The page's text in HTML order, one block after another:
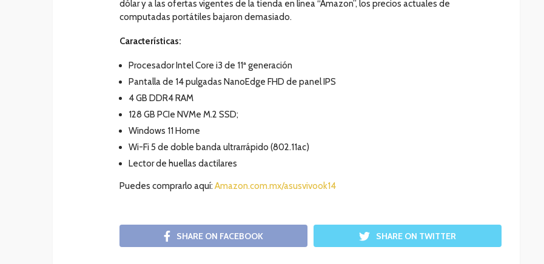
dólar y a las ofertas vigentes de la tienda en linea “Amazon”, los precios actuales de
computadas portátiles bajaron demasiado.
Características:
Procesador Intel Core i3 de 11ª generación
Pantalla de 14 pulgadas NanoEdge FHD de panel IPS
4 GB DDR4 RAM
128 GB PCIe NVMe M.2 SSD;
Windows 11 Home
Wi-Fi 5 de doble banda ultrarrápido (802.11ac)
Lector de huellas dactilares
Puedes comprarlo aquí: Amazon.com.mx/asusvivook14
SHARE ON FACEBOOK SHARE ON TWITTER